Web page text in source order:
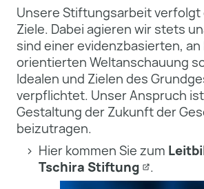
Unsere Stiftungsarbeit
Ziele. Dabei agieren wir stets
sind einer evidenzbasierten, an
orientierten Weltanschauung
Idealen und Zielen des
verpflichtet. Unser Anspruch
Gestaltung der Zukunft der
beizutragen.
Hier kommen Sie zum
Tschira Stiftung
.